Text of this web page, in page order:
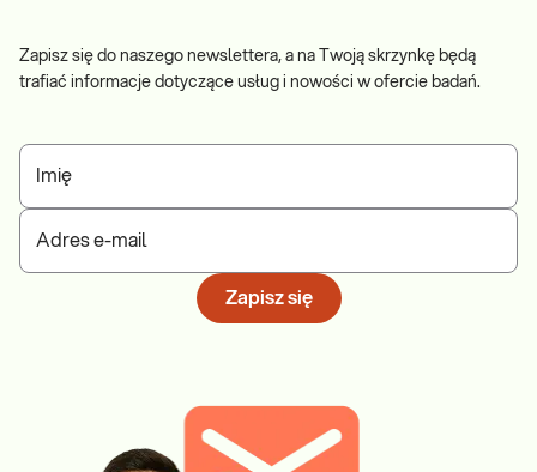
Zapisz się do naszego newslettera, a na Twoją skrzynkę będą
trafiać informacje dotyczące usług i nowości w ofercie badań.
Imię
Adres e-mail
Zapisz się